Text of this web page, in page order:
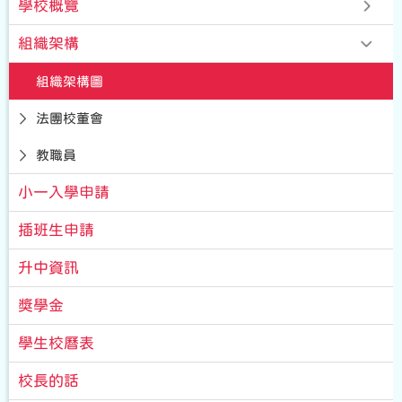
學校概覽
組織架構
組織架構圖
法團校董會
教職員
小一入學申請
插班生申請
升中資訊
獎學金
學生校曆表
校長的話